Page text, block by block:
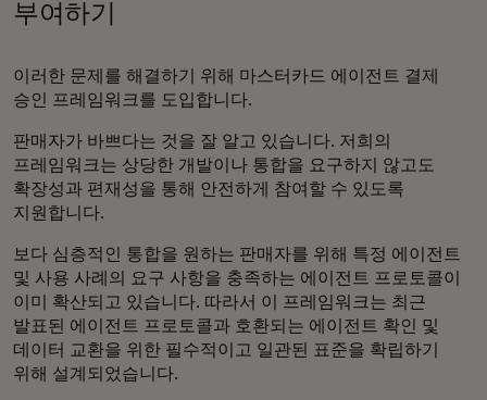
부여하기
이러한 문제를 해결하기 위해 마스터카드 에이전트 결제
승인 프레임워크를 도입합니다.
판매자가 바쁘다는 것을 잘 알고 있습니다. 저희의
프레임워크는 상당한 개발이나 통합을 요구하지 않고도
확장성과 편재성을 통해 안전하게 참여할 수 있도록
지원합니다.
보다 심층적인 통합을 원하는 판매자를 위해 특정 에이전트
및 사용 사례의 요구 사항을 충족하는 에이전트 프로토콜이
이미 확산되고 있습니다. 따라서 이 프레임워크는 최근
발표된 에이전트 프로토콜과 호환되는 에이전트 확인 및
데이터 교환을 위한 필수적이고 일관된 표준을 확립하기
위해 설계되었습니다.